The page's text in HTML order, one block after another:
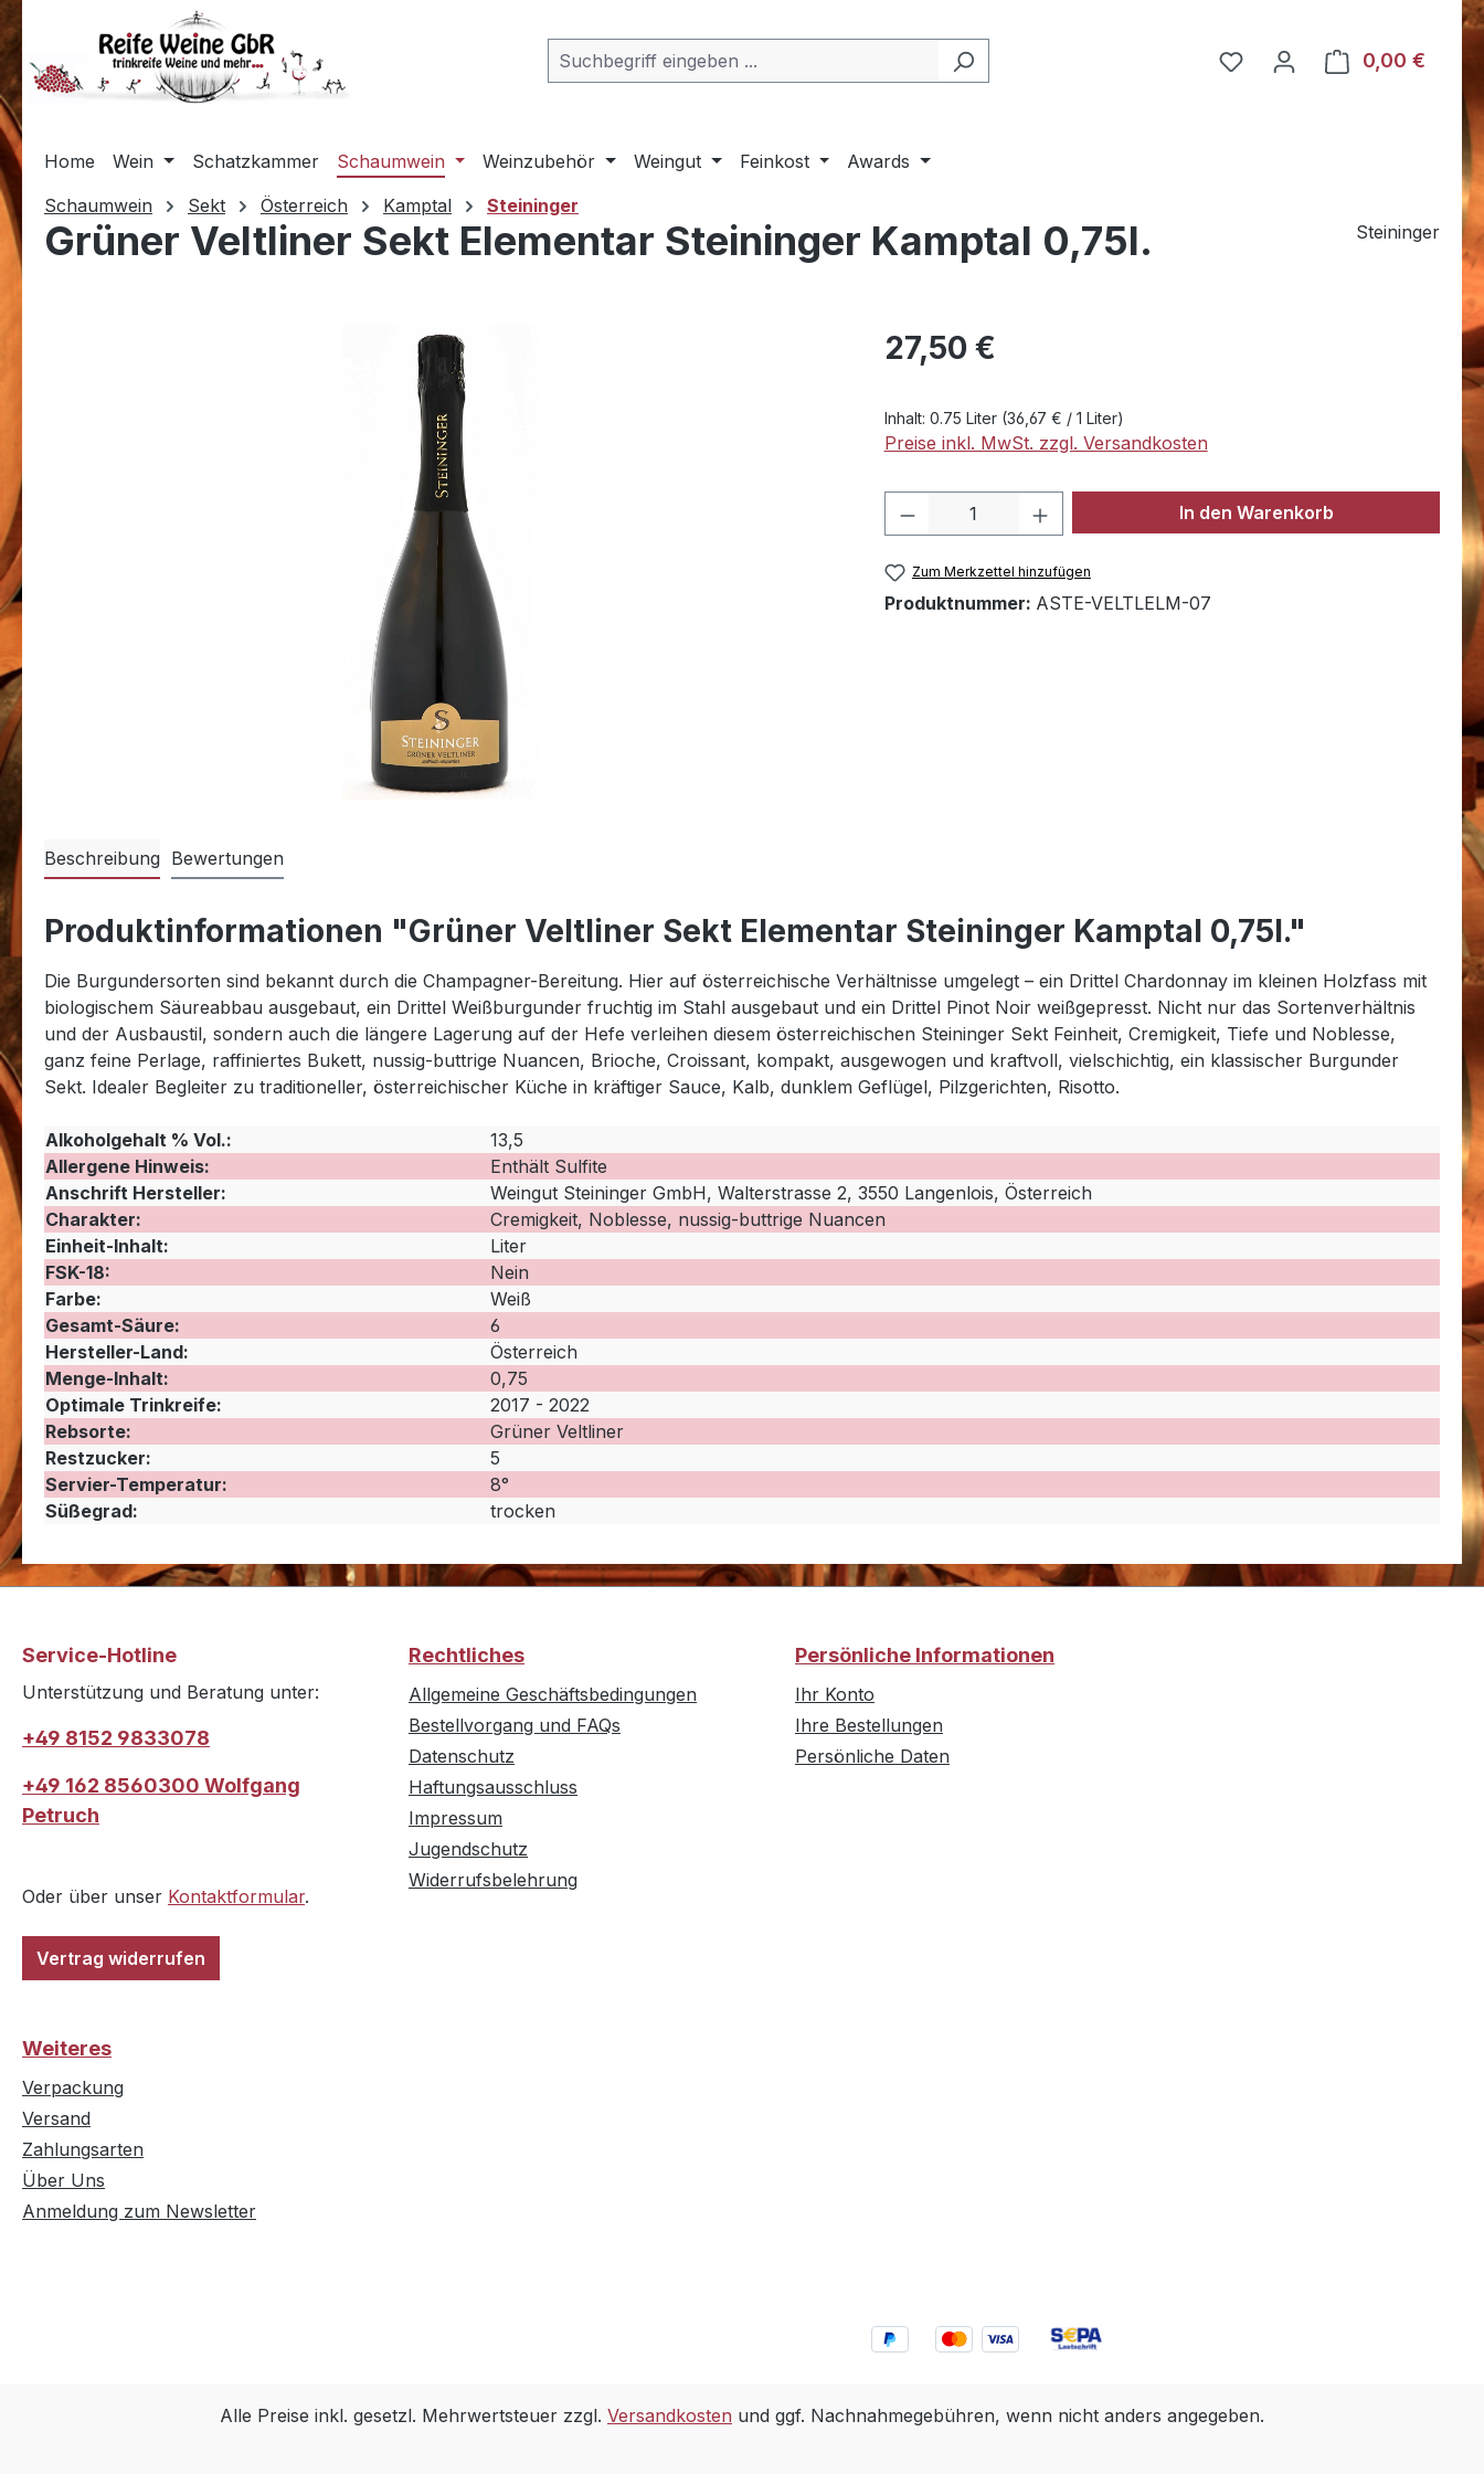
Hauptinhalt springen
Zur Suche springen
Zur Hauptnavigation springen
Du hast 0 Produkte auf
0,00 €
Home Wein Schatzkammer Schaumwein Weinzubehör Weingut Feinkost
Awards
Schaumwein
Sekt Österreich Kamptal Steininger
Grüner Veltliner Sekt Elementar Steininger Kamptal 0,75l. Steininger
Regulärer Preis:
27,50 €
Inhalt: 0.75 Liter (36,67 € / 1 Liter)
Preise inkl. MwSt. zzgl. Versandkosten
Produkt Anzahl: Gib den gewünschten Wert
In den Warenkorb
Zum Merkzettel hinzufügen
Produktnummer: ASTE-VELTLELM-07
Beschreibung Bewertungen
Produktinformationen "Grüner Veltliner Sekt Elementar Steininger Kamptal 0,75l."
Die Burgundersorten sind bekannt durch die Champagner-Bereitung. Hier auf österreichische Verhältnisse umgelegt – ein Drittel Chardonnay im kleinen Holzfass mit
biologischem Säureabbau ausgebaut, ein Drittel Weißburgunder fruchtig im Stahl ausgebaut und ein Drittel Pinot Noir weißgepresst. Nicht nur das Sortenverhältnis
und der Ausbaustil, sondern auch die längere Lagerung auf der Hefe verleihen diesem österreichischen Steininger Sekt Feinheit, Cremigkeit, Tiefe und Noblesse,
ganz feine Perlage, raffiniertes Bukett, nussig-buttrige Nuancen, Brioche, Croissant, kompakt, ausgewogen und kraftvoll, vielschichtig, ein klassischer Burgunder
Sekt. Idealer Begleiter zu traditioneller, österreichischer Küche in kräftiger Sauce, Kalb, dunklem Geflügel, Pilzgerichten, Risotto.
Alkoholgehalt % Vol.:
13,5
Allergene Hinweis:
Enthält Sulfite
Anschrift Hersteller:
Weingut Steininger GmbH, Walterstrasse 2, 3550 Langenlois, Österreich
Charakter:
Cremigkeit, Noblesse, nussig-buttrige Nuancen
Einheit-Inhalt:
Liter
FSK-18:
Nein
Farbe:
Weiß
Gesamt-Säure:
6
Hersteller-Land:
Österreich
Menge-Inhalt:
0,75
Optimale Trinkreife:
2017 - 2022
Rebsorte:
Grüner Veltliner
Restzucker:
5
Servier-Temperatur:
8°
Süßegrad:
trocken
Service-Hotline
Unterstützung und Beratung unter:
+49 8152 9833078
+49 162 8560300 Wolfgang
Petruch
Oder über unser Kontaktformular.
Vertrag widerrufen
Rechtliches
Allgemeine Geschäftsbedingungen
Bestellvorgang und FAQs
Datenschutz
Haftungsausschluss
Impressum
Jugendschutz
Widerrufsbelehrung
Persönliche Informationen
Ihr Konto
Ihre Bestellungen
Persönliche Daten
Weiteres
Verpackung
Versand
Zahlungsarten
Über Uns
Anmeldung zum Newsletter
Alle Preise inkl. gesetzl. Mehrwertsteuer zzgl. Versandkosten und ggf. Nachnahmegebühren, wenn nicht anders angegeben.